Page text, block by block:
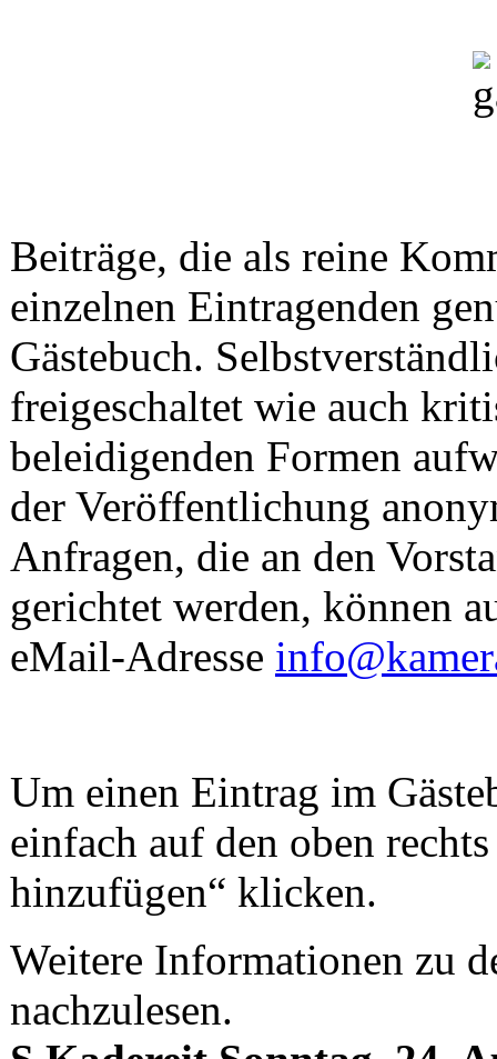
Beiträge, die als reine
einzelnen Eintragenden
Gästebuch.
freigeschaltet wie auch
beleidigenden Formen
der Veröffentlichung
Anfragen, die an den
gerichtet werden, können
eMail-Adresse
Um einen Eintrag im
einfach auf den oben
hinzufügen“ klicken.
Weitere Informationen zu
nachzulesen.